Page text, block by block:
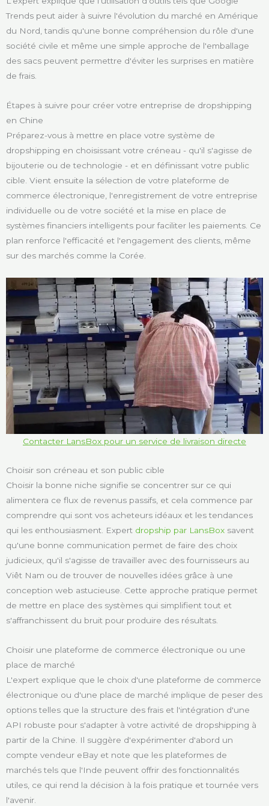
Trends peut aider à suivre l'évolution du marché en Amérique
du Nord, tandis qu'une bonne compréhension du rôle d'une
société civile et même une simple approche de l'emballage
des sacs peuvent permettre d'éviter les surprises en matière
de frais.
Étapes à suivre pour créer votre entreprise de dropshipping
en Chine
Préparez-vous à mettre en place votre système de
dropshipping en choisissant votre créneau - qu'il s'agisse de
bijouterie ou de technologie - et en définissant votre public
cible. Vient ensuite la sélection de votre plateforme de
commerce électronique, l'enregistrement de votre entreprise
individuelle ou de votre société et la mise en place de
systèmes financiers intelligents pour faciliter les paiements. Ce
plan renforce l'efficacité et l'engagement des clients, même
sur des marchés comme la Corée.
Contacter LansBox pour un service de livraison directe
Choisir son créneau et son public cible
Choisir la bonne niche signifie se concentrer sur ce qui
alimentera ce flux de revenus passifs, et cela commence par
comprendre qui sont vos acheteurs idéaux et les tendances
qui les enthousiasment. Expert dropship par LansBox savent
qu'une bonne communication permet de faire des choix
judicieux, qu'il s'agisse de travailler avec des fournisseurs au
Viêt Nam ou de trouver de nouvelles idées grâce à une
conception web astucieuse. Cette approche pratique permet
de mettre en place des systèmes qui simplifient tout et
s'affranchissent du bruit pour produire des résultats.
Choisir une plateforme de commerce électronique ou une
place de marché
L'expert explique que le choix d'une plateforme de commerce
électronique ou d'une place de marché implique de peser des
options telles que la structure des frais et l'intégration d'une
API robuste pour s'adapter à votre activité de dropshipping à
partir de la Chine. Il suggère d'expérimenter d'abord un
compte vendeur eBay et note que les plateformes de
marchés tels que l'Inde peuvent offrir des fonctionnalités
utiles, ce qui rend la décision à la fois pratique et tournée vers
l'avenir.